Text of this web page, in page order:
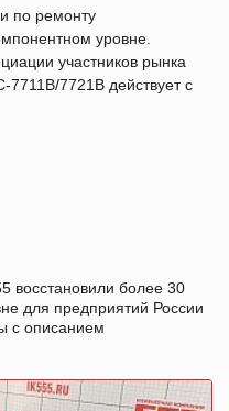
по ремонту
уровне.
участников рынка
7721B действует с
восстановили более 30
для предприятий России
с описанием